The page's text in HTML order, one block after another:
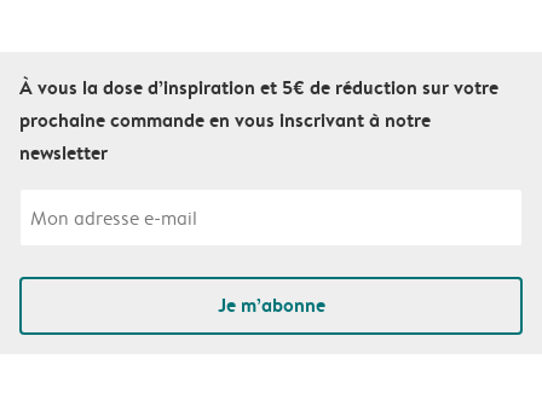
À vous la dose d’inspiration et 5€ de réduction sur votre
prochaine commande en vous inscrivant à notre
newsletter
Je m’abonne